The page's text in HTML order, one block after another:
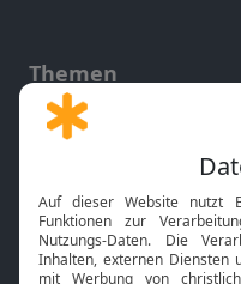
Themen
Gott und Bibel erklärt
Neuigkeiten